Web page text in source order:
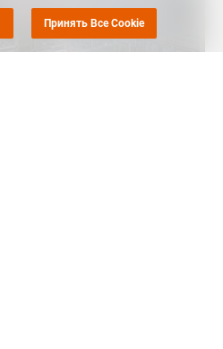
Принять Все Cookie